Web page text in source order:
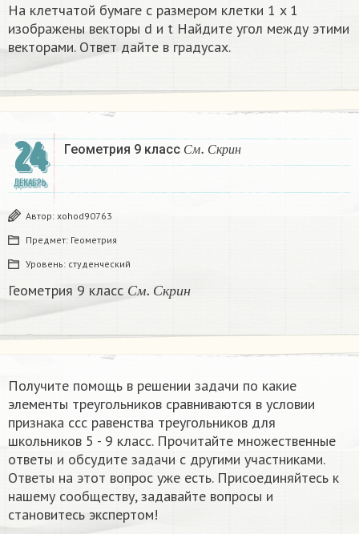
На клетчатой бумаге с размером клетки 1 x 1
изображены векторы d и t Найдите угол между этими
векторами. Ответ дайте в градусах.
24
ДЕКАБРЬ
Геометрия 9 класс См С кр и н
С м .Ск рин
Автор: xohod90763
Предмет: Геометрия
Уровень: студенческий
Геометрия 9 класс См Скр ин
Получите помощь в решении задачи по какие
элементы треугольников сравниваются в условии
признака ссс равенства треугольников​ для
школьников 5 - 9 класс. Прочитайте множественные
ответы и обсудите задачи с другими участниками.
Ответы на этот вопрос уже есть. Присоединяйтесь к
нашему сообществу, задавайте вопросы и
становитесь экспертом!